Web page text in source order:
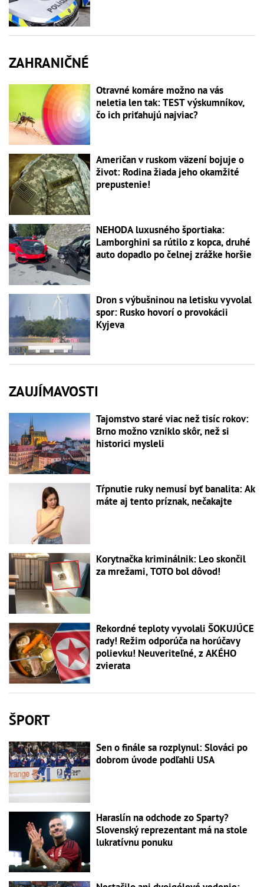
ZAHRANIČNÉ
Otravné komáre možno na vás
neletia len tak: TEST výskumníkov,
čo ich priťahujú najviac?
Američan v ruskom väzení bojuje o
život: Rodina žiada jeho okamžité
prepustenie!
NEHODA luxusného športiaka:
Lamborghini sa rútilo z kopca, druhé
auto dopadlo po čelnej zrážke horšie
Dron s výbušninou na letisku vyvolal
spor: Rusko hovorí o provokácii
Kyjeva
ZAUJÍMAVOSTI
Tajomstvo staré viac než tisíc rokov:
Brno možno vzniklo skôr, než si
historici mysleli
Tŕpnutie ruky nemusí byť banalita: Ak
máte aj tento príznak, nečakajte
Korytnačka kriminálnik: Leo skončil
za mrežami, TOTO bol dôvod!
Rekordné teploty vyvolali ŠOKUJÚCE
rady! Režim odporúča na horúčavy
polievku! Neuveriteľné, z AKÉHO
zvierata
ŠPORT
Sen o finále sa rozplynul: Slováci po
dobrom úvode podľahli USA
Haraslín na odchode zo Sparty?
Slovenský reprezentant má na stole
lukratívnu ponuku